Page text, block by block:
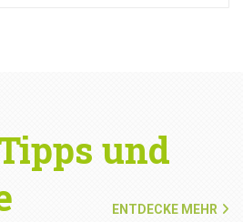
und
ENTDECKE MEHR